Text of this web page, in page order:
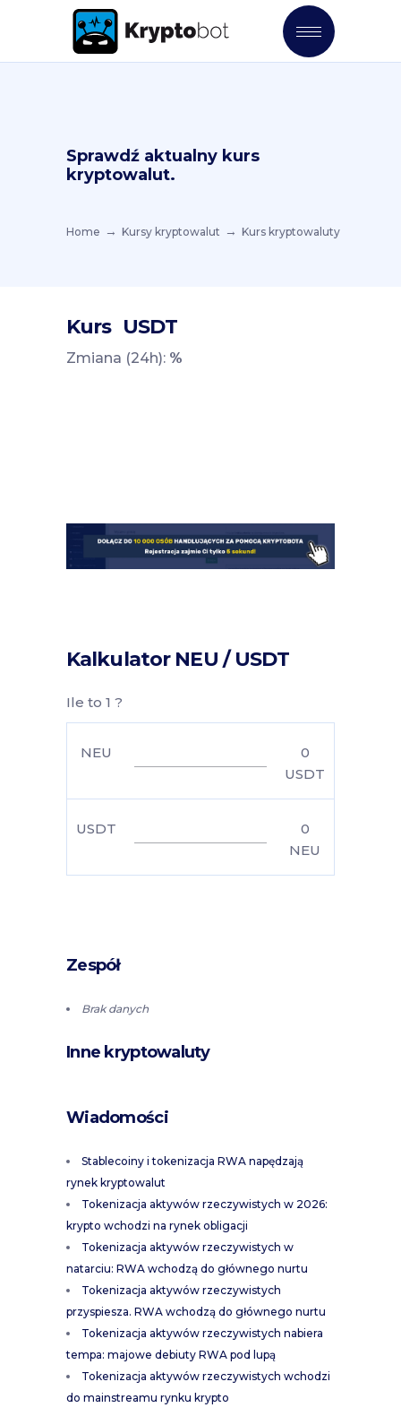
Sprawdź aktualny kurs
kryptowalut.
Home Kursy kryptowalut Kurs kryptowaluty
Kurs USDT
Zmiana (24h): %
Kalkulator NEU / USDT
Ile to 1 ?
NEU
0
USDT
USDT
0
NEU
Zespół
Brak danych
Inne kryptowaluty
Wiadomości
Stablecoiny i tokenizacja RWA napędzają
rynek kryptowalut
Tokenizacja aktywów rzeczywistych w 2026:
krypto wchodzi na rynek obligacji
Tokenizacja aktywów rzeczywistych w
natarciu: RWA wchodzą do głównego nurtu
Tokenizacja aktywów rzeczywistych
przyspiesza. RWA wchodzą do głównego nurtu
Tokenizacja aktywów rzeczywistych nabiera
tempa: majowe debiuty RWA pod lupą
Tokenizacja aktywów rzeczywistych wchodzi
do mainstreamu rynku krypto